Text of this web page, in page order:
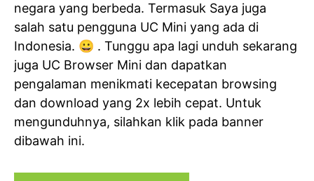
negara yang berbeda. Termasuk Saya juga
salah satu pengguna UC Mini yang ada di
Indonesia. 😀 . Tunggu apa lagi unduh sekarang
juga UC Browser Mini dan dapatkan
pengalaman menikmati kecepatan browsing
dan download yang 2x lebih cepat. Untuk
mengunduhnya, silahkan klik pada banner
dibawah ini.